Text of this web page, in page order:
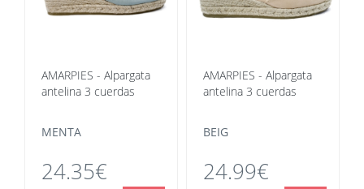
AMARPIES - Alpargata
antelina 3 cuerdas
MENTA
24.35€
AMARPIES - Alpargata
antelina 3 cuerdas
BEIG
24.99€